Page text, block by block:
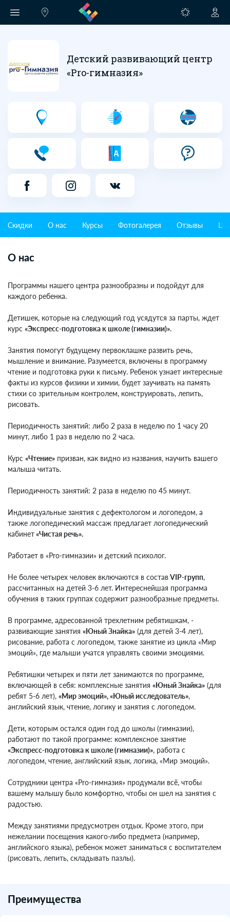
Детский развивающий центр
«Pro-гимназия»
Скидки О нас Курсы Фотогалерея Отзывы
О нас
Программы нашего центра разнообразны и подойдут для
каждого ребенка.
Детишек, которые на следующий год усядутся за парты, ждет
курс «Экспресс-подготовка к школе (гимназии)».
Занятия помогут будущему первоклашке развить речь,
мышление и внимание. Разумеется, включены в программу
чтение и подготовка руки к письму. Ребенок узнает интересные
факты из курсов физики и химии, будет заучивать на память
стихи со зрительным контролем, конструировать, лепить,
рисовать.
Периодичность занятий: либо 2 раза в неделю по 1 часу 20
минут, либо 1 раз в неделю по 2 часа.
Курс «Чтение» призван, как видно из названия, научить вашего
малыша читать.
Периодичность занятий: 2 раза в неделю по 45 минут.
Индивидуальные занятия с дефектологом и логопедом, а
также логопедический массаж предлагает логопедический
кабинет«Чистая речь».
Работает в «Pro-гимназии» и детский психолог.
Не более четырех человек включаются в составVIP-групп,
рассчитанных на детей 3-6 лет. Интереснейшая программа
обучения в таких группах содержит разнообразные предметы.
В программе, адресованной трехлетним ребятишкам, -
развивающие занятия «Юный Знайка» (для детей 3-4 лет),
рисование, работа с логопедом, также занятие из цикла «Мир
эмоций», где малыши учатся управлять своими эмоциями.
Ребятишки четырех и пяти лет занимаются по программе,
включающей в себя: комплексные занятия «Юный Знайка» (для
ребят 5-6 лет), «Мир эмоций», «Юный исследователь»,
английский язык, чтение, логику и занятия с логопедом.
Дети, которым остался один год до школы (гимназии),
работают по такой программе: комплексное занятие
«Экспресс-подготовка к школе (гимназии)», работа с
логопедом, чтение, английский язык, логика, «Мир эмоций».
Сотрудники центра «Pro-гимназия» продумали всё, чтобы
вашему малышу было комфортно, чтобы он шел на занятия с
радостью.
Между занятиями предусмотрен отдых. Кроме этого, при
нежелании посещения какого-либо предмета (например,
английского языка), ребенок может заниматься с воспитателем
(рисовать, лепить, складывать пазлы).
Преимущества